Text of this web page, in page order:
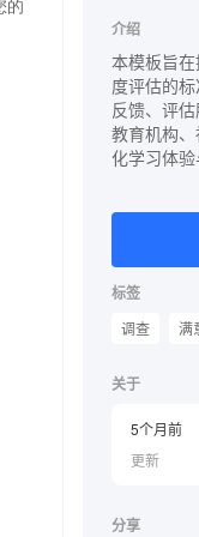
介绍
本模板旨
度评估的
反馈、评
教育机构
化学习体验
标签
调查 满
关于
5个月前
更新
分享